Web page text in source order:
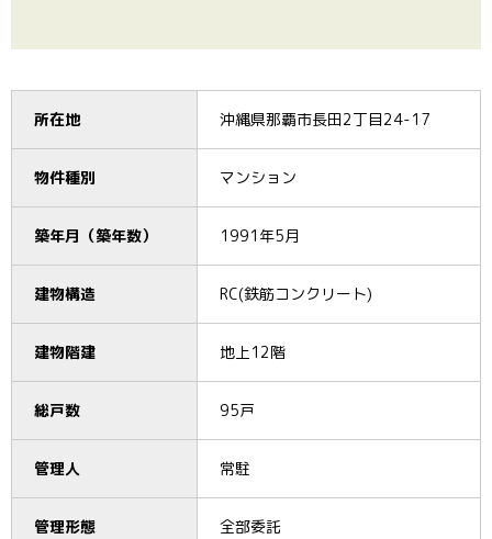
所在地 沖縄県那覇市長田2丁目24-17
物件種別 マンション
築年月（築年数） 1991年5月
建物構造 RC(鉄筋コンクリート)
建物階建 地上12階
総戸数 95戸
管理人 常駐
管理形態 全部委託